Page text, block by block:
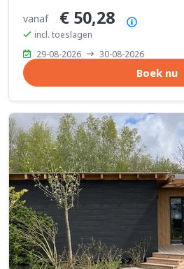
vanaf € 50,28
incl. toeslagen
29-08-2026
30-08-2026
Boek nu